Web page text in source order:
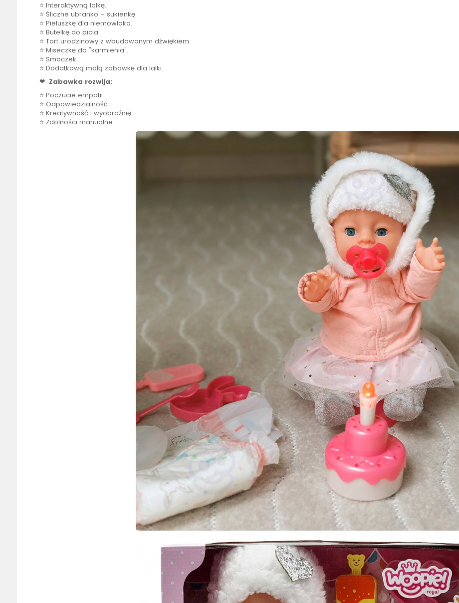
⭐ Interaktywną lalkę.
⭐ Śliczne ubranko – sukienkę.
⭐ Pieluszkę dla niemowlaka.
⭐ Butelkę do picia.
⭐ Tort urodzinowy z wbudowanym dźwiękiem.
⭐ Miseczkę do "karmienia".
⭐ Smoczek.
⭐ Dodatkową małą zabawkę dla lalki.
❤ Zabawka rozwija:
⭐ Poczucie empatii
⭐ Odpowiedzialność
⭐ Kreatywność i wyobraźnię
⭐ Zdolności manualne